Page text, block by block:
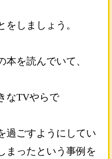
をしましょう。
を読んでいて、
なTVやらで
過ごすようにしてい
まったという事例を